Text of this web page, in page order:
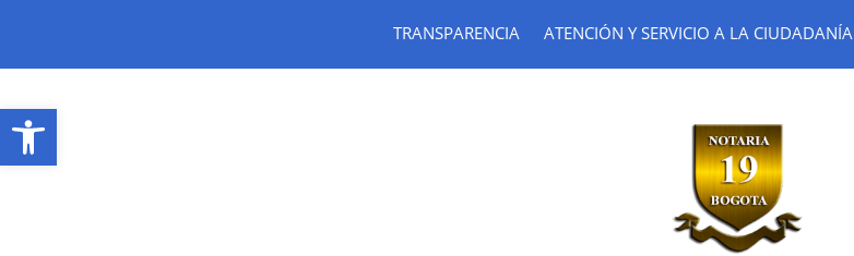
Abrir barra de herramientas
TRANSPARENCIA ATENCIÓN Y SERVICIO A LA CIUDADANÍA